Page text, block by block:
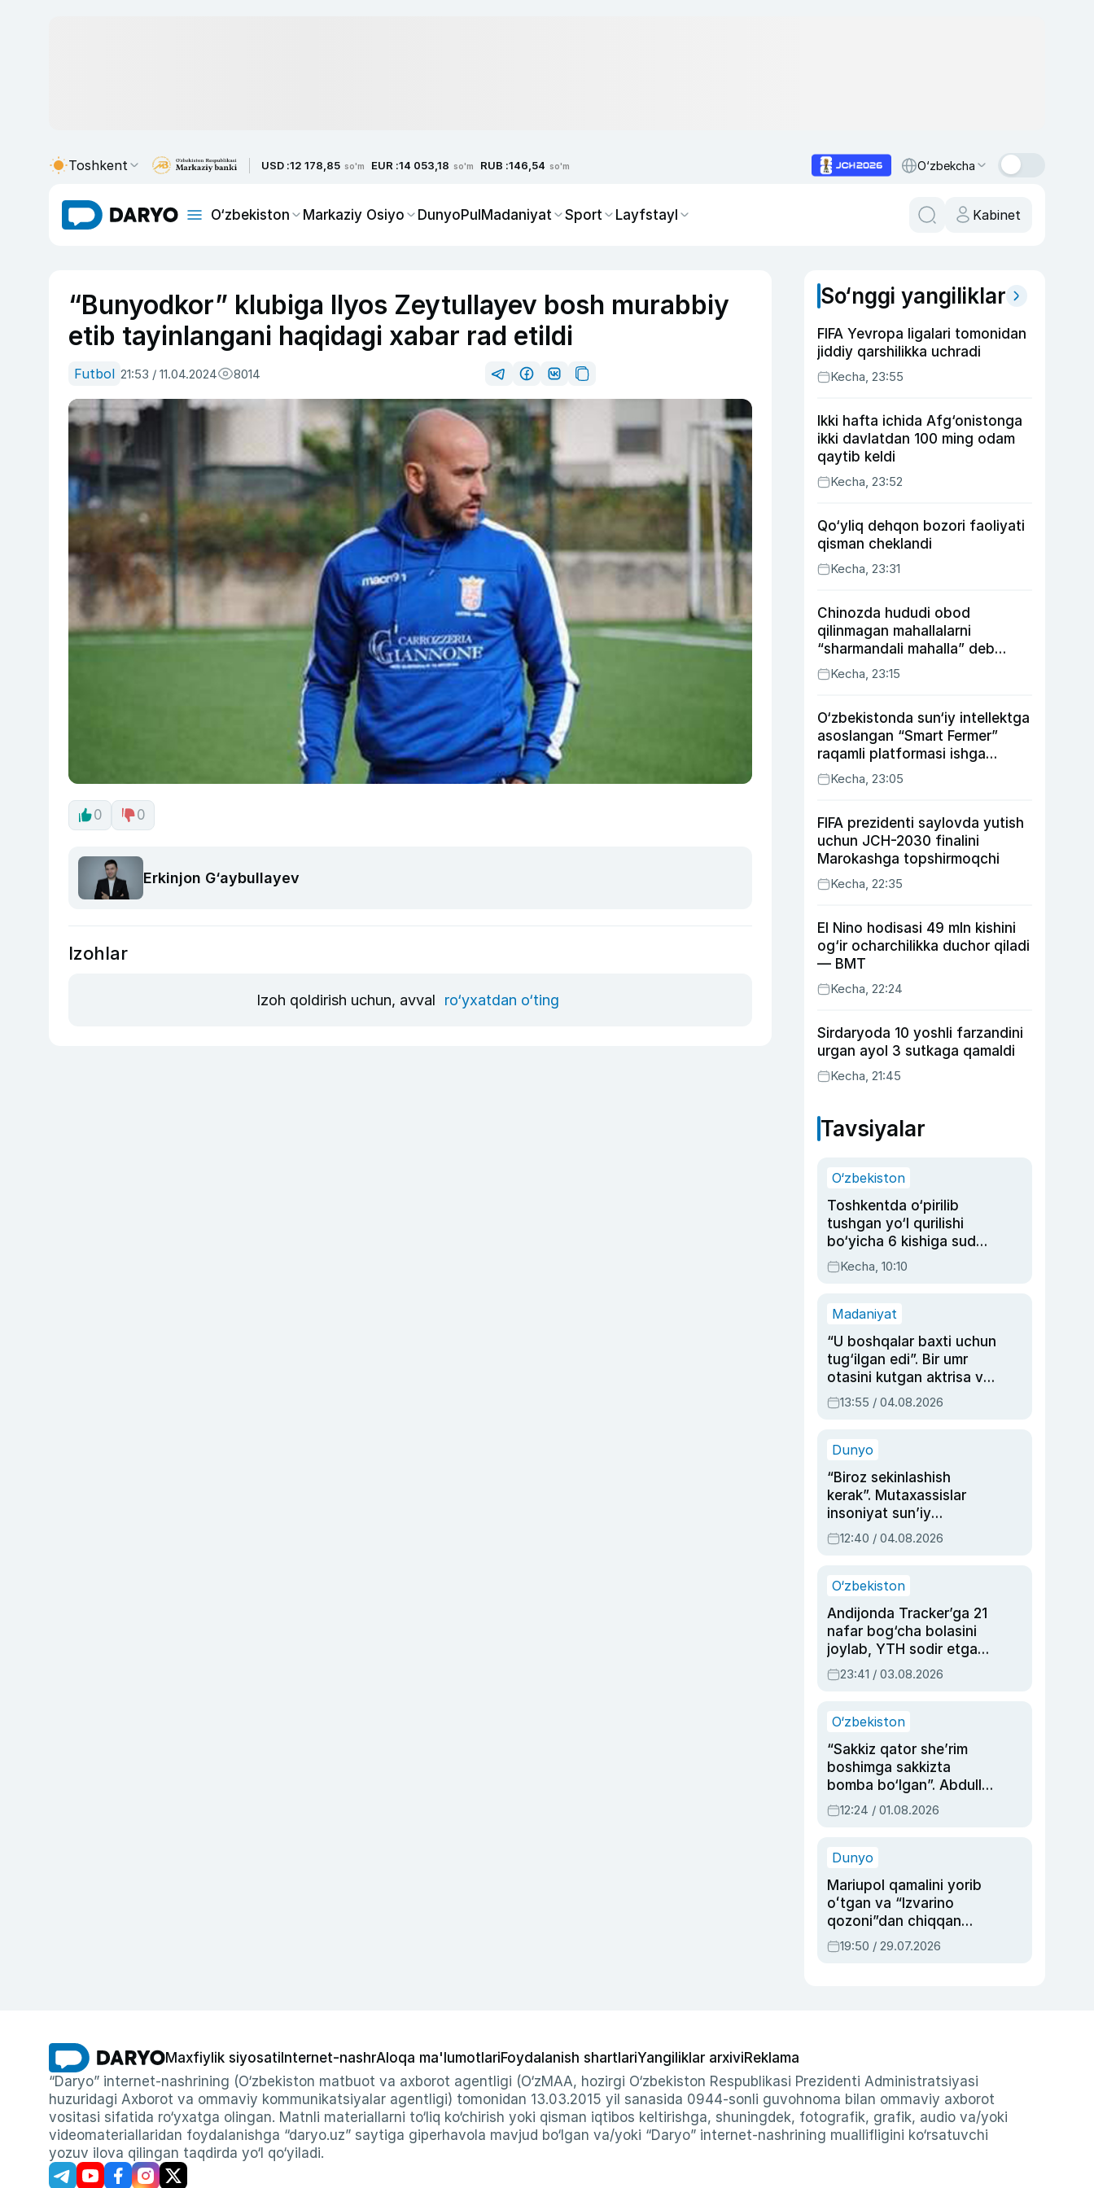
Toshkent USD :12 178,85 so'm EUR :14 053,18 so'm RUB :146,54 so'm O‘zbekcha
O‘zbekiston Markaziy Osiyo DunyoPulMadaniyat Sport Layfstayl Kabinet
“Bunyodkor” klubiga Ilyos Zeytullayev bosh murabbiy
etib tayinlangani haqidagi xabar rad etildi
Futbol 21:53 / 11.04.2024 8014
0 0
Erkinjon G‘aybullayev
Izohlar
Izoh qoldirish uchun, avval ro‘yxatdan o‘ting
So‘nggi yangiliklar
FIFA Yevropa ligalari tomonidan
jiddiy qarshilikka uchradi
Kecha, 23:55
Ikki hafta ichida Afg‘onistonga
ikki davlatdan 100 ming odam
qaytib keldi
Kecha, 23:52
Qo‘yliq dehqon bozori faoliyati
qisman cheklandi
Kecha, 23:31
Chinozda hududi obod
qilinmagan mahallalarni
“sharmandali mahalla” deb
belgilash boshlandi
Kecha, 23:15
O‘zbekistonda sun‘iy intellektga
asoslangan “Smart Fermer”
raqamli platformasi ishga
tushiriladi
Kecha, 23:05
FIFA prezidenti saylovda yutish
uchun JCH-2030 finalini
Marokashga topshirmoqchi
Kecha, 22:35
El Nino hodisasi 49 mln kishini
og‘ir ocharchilikka duchor qiladi
— BMT
Kecha, 22:24
Sirdaryoda 10 yoshli farzandini
urgan ayol 3 sutkaga qamaldi
Kecha, 21:45
Tavsiyalar
O‘zbekiston
Toshkentda o‘pirilib
tushgan yo‘l qurilishi
bo‘yicha 6 kishiga sud
hukmi o‘qildi
Kecha, 10:10
Madaniyat
“U boshqalar baxti uchun
tug‘ilgan edi”. Bir umr
otasini kutgan aktrisa va
dublyaj ustasi Rimma
Ahmedovaning
13:55 / 04.08.2026
Dunyo
“Biroz sekinlashish
kerak”. Mutaxassislar
insoniyat sun’iy
intellektni boshqara
olmay qolishidan xavotir
12:40 / 04.08.2026
O‘zbekiston
Andijonda Tracker’ga 21
nafar bog‘cha bolasini
joylab, YTH sodir etgan
ayolga sud hukmi o‘qildi
23:41 / 03.08.2026
O‘zbekiston
“Sakkiz qator she’rim
boshimga sakkizta
bomba bo‘lgan”. Abdulla
Oripovni siyosiy
ayblovlardan asrab
12:24 / 01.08.2026
Dunyo
Mariupol qamalini yorib
oʻtgan va “Izvarino
qozoni”dan chiqqan
qahramon — Ukraina
armiyasi bosh
19:50 / 29.07.2026
Maxfiylik siyosati Internet-nashrAloqa ma'lumotlariFoydalanish shartlariYangiliklar arxiviReklama
“Daryo” internet-nashrining (O‘zbekiston matbuot va axborot agentligi (O‘zMAA, hozirgi O‘zbekiston Respublikasi Prezidenti Administratsiyasi
huzuridagi Axborot va ommaviy kommunikatsiyalar agentligi) tomonidan 13.03.2015 yil sanasida 0944-sonli guvohnoma bilan ommaviy axborot
vositasi sifatida ro‘yxatga olingan. Matnli materiallarni to‘liq ko‘chirish yoki qisman iqtibos keltirishga, shuningdek, fotografik, grafik, audio va/yoki
videomateriallaridan foydalanishga “daryo.uz” saytiga giperhavola mavjud bo‘lgan va/yoki “Daryo” internet-nashrining muallifligini ko‘rsatuvchi
yozuv ilova qilingan taqdirda yo‘l qo‘yiladi.